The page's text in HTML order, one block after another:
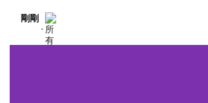
剛剛
·
分
享
對